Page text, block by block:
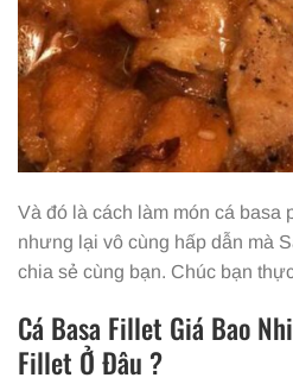
Và đó là cách làm món cá basa
nhưng lại vô cùng hấp dẫn mà
chia sẻ cùng bạn. Chúc bạn
Cá Basa Fillet Giá Bao
Fillet Ở Đâu ?